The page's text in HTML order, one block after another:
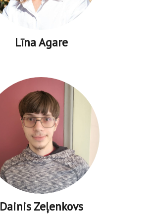
Līna Agare
Dainis Zeļenkovs